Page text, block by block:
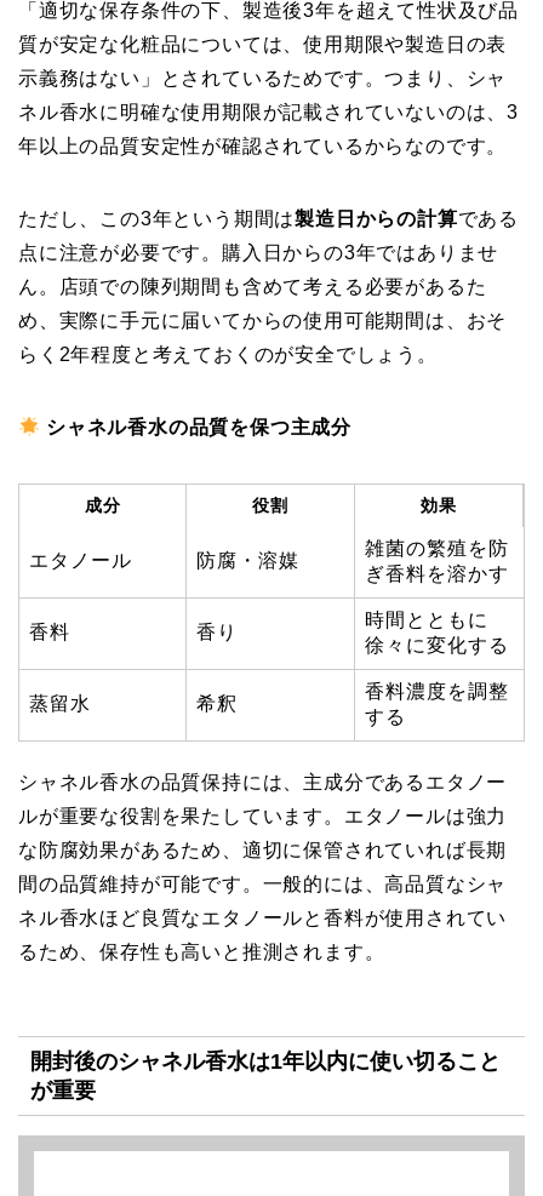
「適切な保存条件の下、製造後3年を超えて性状及び品
質が安定な化粧品については、使用期限や製造日の表
示義務はない」とされているためです。つまり、シャ
ネル香水に明確な使用期限が記載されていないのは、3
年以上の品質安定性が確認されているからなのです。
ただし、この3年という期間は製造日からの計算である
点に注意が必要です。購入日からの3年ではありませ
ん。店頭での陳列期間も含めて考える必要があるた
め、実際に手元に届いてからの使用可能期間は、おそ
らく2年程度と考えておくのが安全でしょう。
シャネル香水の品質を保つ主成分
成分 役割 効果
エタノール 防腐・溶媒
雑菌の繁殖を防
ぎ香料を溶かす
香料 香り
時間とともに
徐々に変化する
蒸留水 希釈
香料濃度を調整
する
シャネル香水の品質保持には、主成分であるエタノー
ルが重要な役割を果たしています。エタノールは強力
な防腐効果があるため、適切に保管されていれば長期
間の品質維持が可能です。一般的には、高品質なシャ
ネル香水ほど良質なエタノールと香料が使用されてい
るため、保存性も高いと推測されます。
開封後のシャネル香水は1年以内に使い切ること
が重要